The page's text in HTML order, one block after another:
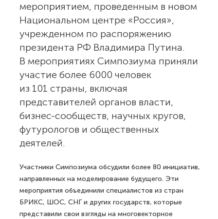
мероприятием, проведенным в новом
Национальном центре «Россия»,
учрежденном по распоряжению
президента РФ Владимира Путина.
В мероприятиях Симпозиума приняли
участие более 6000 человек
из 101 страны, включая
представителей органов власти,
бизнес-сообществ, научных кругов,
футурологов и общественных
деятелей.
Участники Симпозиума обсудили более 80 инициатив,
направленных на моделирование будущего. Эти
мероприятия объединили специалистов из стран
БРИКС, ШОС, СНГ и других государств, которые
представили свои взгляды на многовекторное